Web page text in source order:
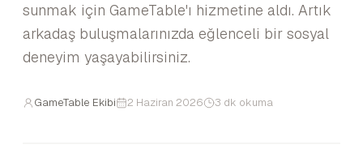
sunmak için GameTable'ı hizmetine aldı. Artık
arkadaş buluşmalarınızda eğlenceli bir sosyal
deneyim yaşayabilirsiniz.
GameTable Ekibi 2 Haziran 2026 3 dk okuma